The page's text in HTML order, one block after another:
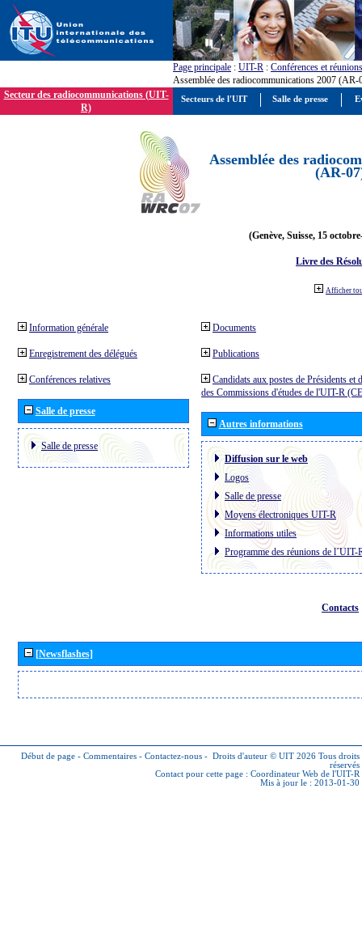
Page principale : UIT-R : Conférences et réunions
Assemblée des radiocommunications 2007 (AR-
Secteur des radiocommunications (UIT-
R)
Assemblée des
(AR-
(Genève, Suisse, 15
Livre des
Afficher
Information générale
Enregistrement des délégués
Conférences relatives
Salle de presse
Salle de presse
Documents
Publications
Candidats aux postes de Présidents et
des Commissions d'études de l'UIT-R
Autres informations
Diffusion sur le web
Logos
Salle de presse
Moyens électroniques UIT-R
Informations utiles
Programme des réunions de l´UIT-
Contacts
[Newsflashes]
Début de page - Commentaires - Contactez-nous - Droits d'auteur © UIT 2026 Tous droits
réservés
Contact pour cette page : Coordinateur Web de l'UIT-R
Mis à jour le : 2013-01-30
Secteurs de l'UIT Salle de presse